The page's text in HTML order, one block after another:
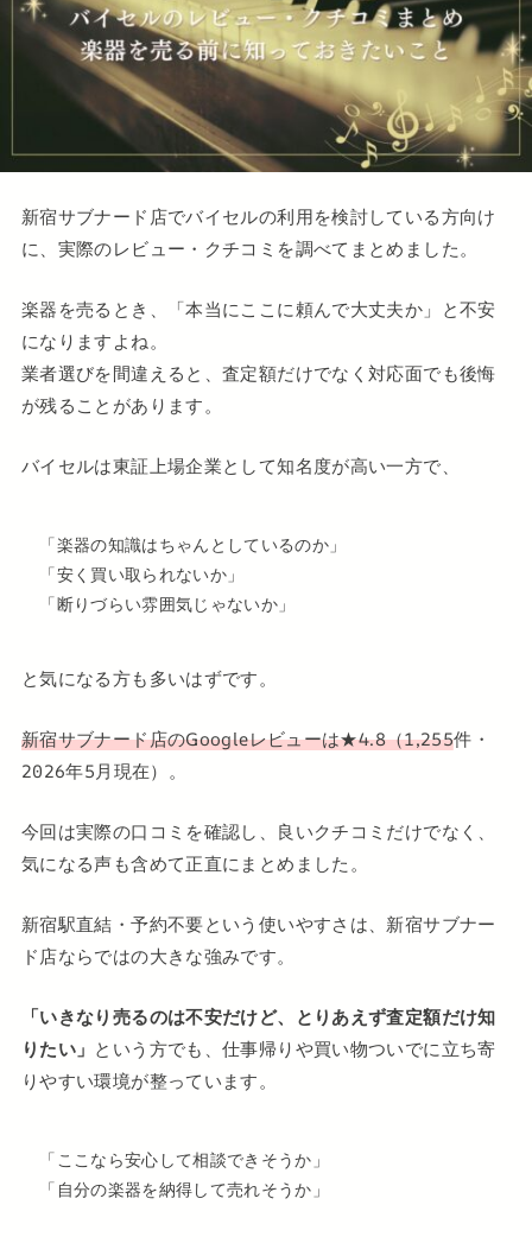
新宿サブナード店でバイセルの利用を検討している方向け
に、実際のレビュー・クチコミを調べてまとめました。
楽器を売るとき、「本当にここに頼んで大丈夫か」と不安
になりますよね。
業者選びを間違えると、査定額だけでなく対応面でも後悔
が残ることがあります。
バイセルは東証上場企業として知名度が高い一方で、
「楽器の知識はちゃんとしているのか」
「安く買い取られないか」
「断りづらい雰囲気じゃないか」
と気になる方も多いはずです。
新宿サブナード店のGoogleレビューは★4.8（1,255件・
2026年5月現在）。
今回は実際の口コミを確認し、良いクチコミだけでなく、
気になる声も含めて正直にまとめました。
新宿駅直結・予約不要という使いやすさは、新宿サブナー
ド店ならではの大きな強みです。
「いきなり売るのは不安だけど、とりあえず査定額だけ知
りたい」 という方でも、仕事帰りや買い物ついでに立ち寄
りやすい環境が整っています。
「ここなら安心して相談できそうか」
「自分の楽器を納得して売れそうか」